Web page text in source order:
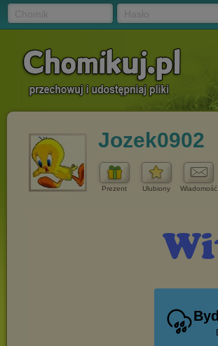
Jozek0902
Prezent Ulubiony Wiadomość